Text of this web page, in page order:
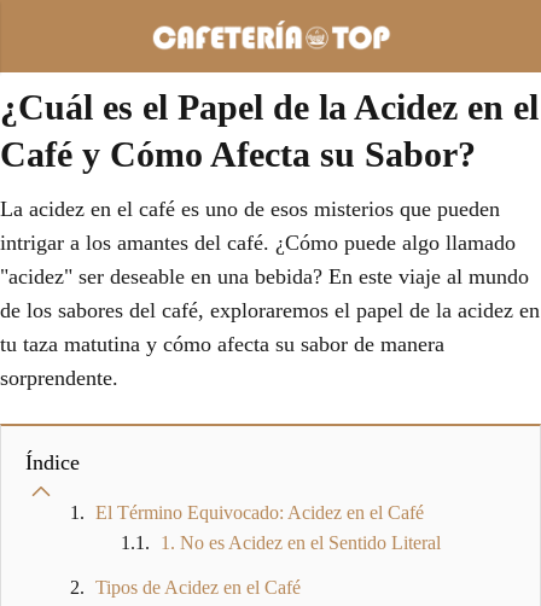
¿Cuál es el Papel de la Acidez en el
Café y Cómo Afecta su Sabor?
La acidez en el café es uno de esos misterios que pueden
intrigar a los amantes del café. ¿Cómo puede algo llamado
"acidez" ser deseable en una bebida? En este viaje al mundo
de los sabores del café, exploraremos el papel de la acidez en
tu taza matutina y cómo afecta su sabor de manera
sorprendente.
Índice
El Término Equivocado: Acidez en el Café
1. No es Acidez en el Sentido Literal
Tipos de Acidez en el Café